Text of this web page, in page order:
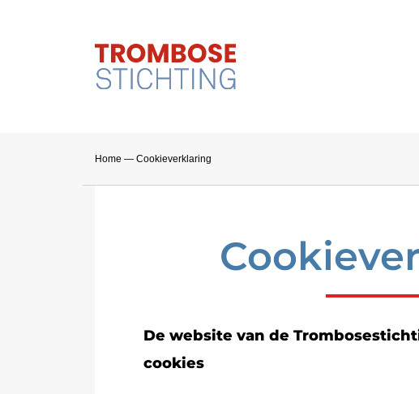
Home — Cookieverklaring
De website van de
cookies